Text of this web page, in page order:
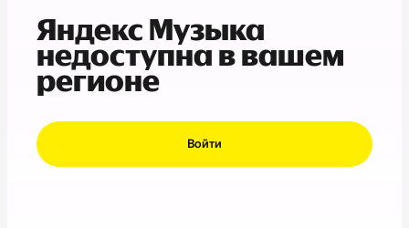
Яндекс Музыка
недоступна в вашем
регионе
Войти